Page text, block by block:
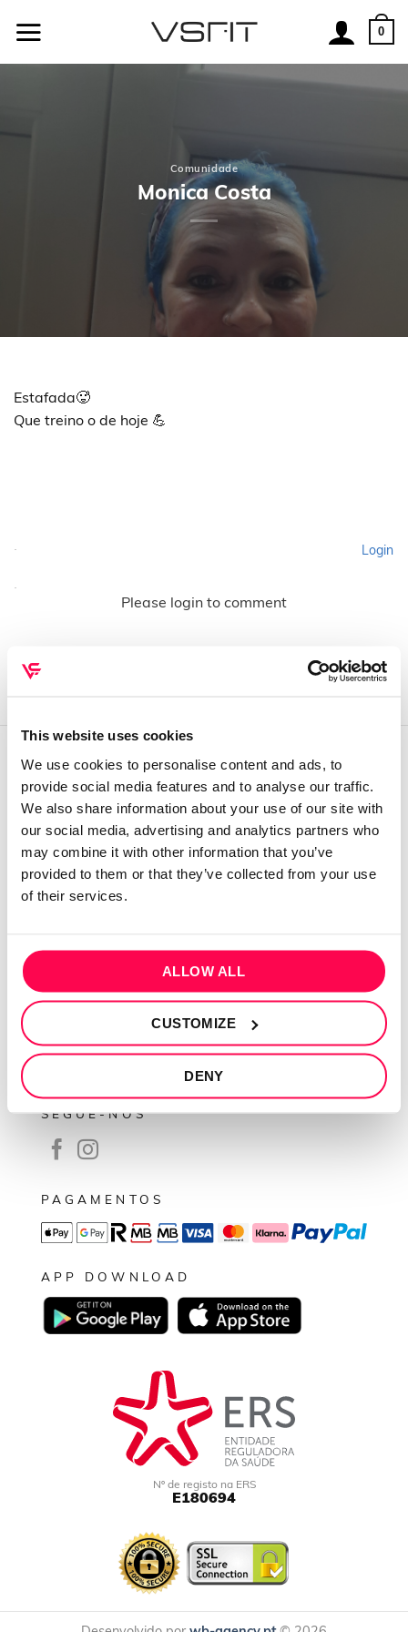
This website uses cookies
We use cookies to personalise content and ads, to
provide social media features and to analyse our traffic.
We also share information about your use of our site with
our social media, advertising and analytics partners who
may combine it with other information that you’ve
provided to them or that they’ve collected from your use
of their services.
ALLOW ALL
CUSTOMIZE
DENY
0
Comunidade
Monica Costa
Estafada🥵
Que treino o de hoje 💪
Login
Please login to comment
QUEM SOMOS
Sobre mim
Conta cliente
Recuperar Password
Política de privacidade
SEGUE-NOS
PAGAMENTOS
APP DOWNLOAD
Nº de registo na ERS
E180694